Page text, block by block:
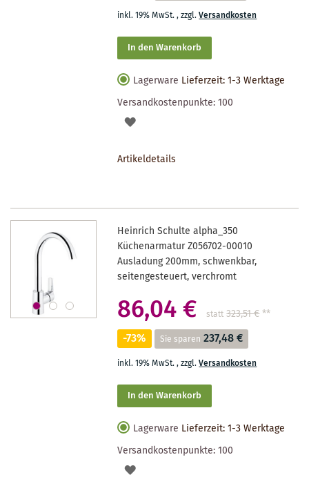
inkl. 19% MwSt.,zzgl.Versandkosten
In den Warenkorb
Lagerware Lieferzeit: 1-3 Werktage
Versandkostenpunkte:100
AUF
Artikeldetails
Heinrich Schulte alpha_350
Küchenarmatur Z056702-00010
Ausladung 200mm, schwenkbar,
seitengesteuert, verchromt
86,04 € statt 323,51 €**
-73% Sie sparen 237,48 €
inkl. 19% MwSt.,zzgl.Versandkosten
In den Warenkorb
Lagerware Lieferzeit: 1-3 Werktage
Versandkostenpunkte:100
AUF